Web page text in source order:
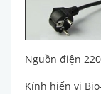
Nguồn điện
Kính hiển vi